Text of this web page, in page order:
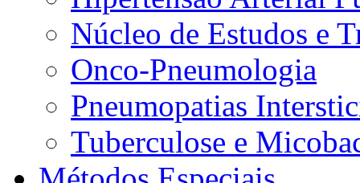
Núcleo de Estudos e
Onco-Pneumologia
Pneumopatias
Tuberculose e